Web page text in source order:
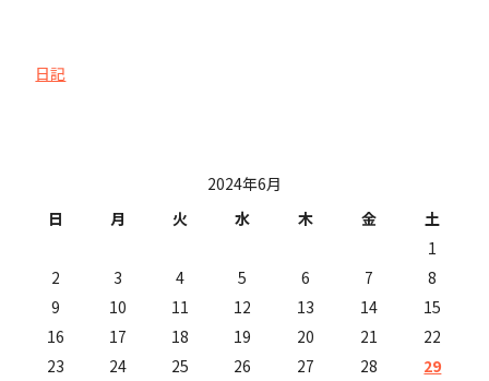
日記
2024年6月
日
月 火 水 木 金
土
1
2
3 4 5 6 7
8
9
10 11 12 13 14
15
16
17 18 19 20 21
22
23
24 25 26 27 28 29